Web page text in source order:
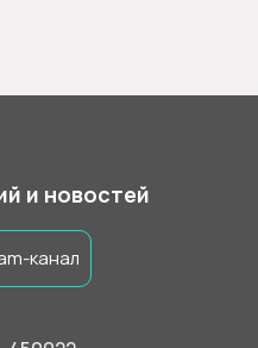
и новостей
канал